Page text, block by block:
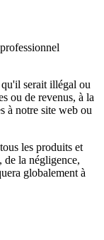
serait illégal ou
ou de revenus, à la
à notre site web ou
les produits et
de la négligence,
globalement à